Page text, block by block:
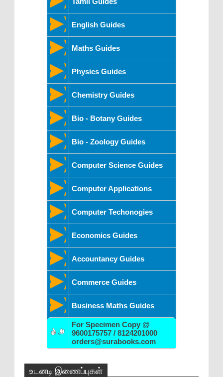
English Guides
Maths Guides
Physics Guides
Chemistry Guides
Bio - Botany Guides
Bio - Zoology Guides
Computer Science Guides
Computer Applications
Computer Techonogies
Economics Guides
Accountancy Guides
Commerce Guides
Business Maths Guides
For Specimen Copy @
9600175757 / 8124201000
orders@surabooks.com
உடனடி இணைப்புகள்